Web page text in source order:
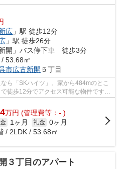
広 」駅 徒歩12分
」駅 徒歩26分
新開」バス停下車 徒歩3分
53.68㎡
市広古新開 ５丁目
ら「SKハイツ」。家から484mのとこ
徒歩12分でアクセス可能な物件です。
沢...
万円 (管理費等：- )
1ヶ月 礼金 0ヶ月
/ 2LDK / 53.68㎡
３丁目のアパート